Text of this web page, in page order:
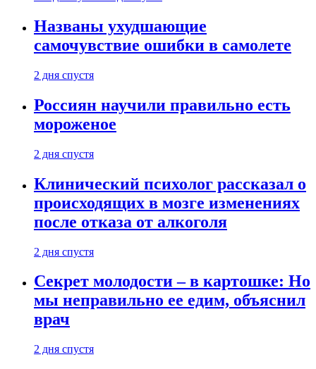
Названы ухудшающие
самочувствие ошибки в самолете
2 дня спустя
Россиян научили правильно есть
мороженое
2 дня спустя
Клинический психолог рассказал о
происходящих в мозге изменениях
после отказа от алкоголя
2 дня спустя
Секрет молодости – в картошке: Но
мы неправильно ее едим, объяснил
врач
2 дня спустя